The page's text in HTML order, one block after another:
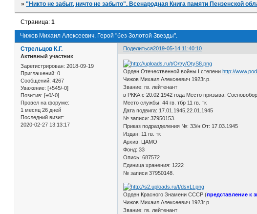
»"Никто не забыт, ничто не забыто". Всенародная Книга памяти Пензенской
Чижов Михаил Алексеевич. Герой "без Золотой Звезды".
Страница:1
Поделиться2019-05-14 11:40:10
Стрельцов К.Г.
Активный участник
Зарегистрирован: 2018-09-19
Приглашений: 0
Сообщений: 4267
Уважение: [+545/-0]
Позитив: [+0/-0]
Провел на форуме:
1 месяц 26 дней
Последний визит:
2020-02-27 13:13:17
Орден Отечественной войны I степениhttp://
Чижов Михаил Алексеевич 1923г.р.
Звание: гв. лейтенант
в РККА с 20.02.1942 года Место призыва:
Место службы: 44 гв. тбр 11 гв. тк
Дата подвига: 17.01.1945,22.01.1945
№ записи: 37950153.
Приказ подразделения №: 33/н От: 17.03.1945
Издан: 11 гв. тк
Архив: ЦАМО
Фонд: 33
Опись: 687572
Единица хранения: 1222
№ записи 37950148.
Орден Красного Знамени СССР (представление к
Чижов Михаил Алексеевич 1923г.р.
Звание: гв. лейтенант